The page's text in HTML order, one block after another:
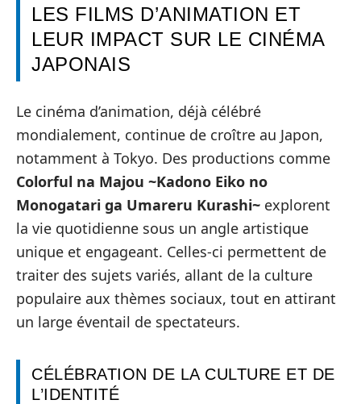
LES FILMS D’ANIMATION ET
LEUR IMPACT SUR LE CINÉMA
JAPONAIS
Le cinéma d’animation, déjà célébré
mondialement, continue de croître au Japon,
notamment à Tokyo. Des productions comme
Colorful na Majou ~Kadono Eiko no
Monogatari ga Umareru Kurashi~ explorent
la vie quotidienne sous un angle artistique
unique et engageant. Celles-ci permettent de
traiter des sujets variés, allant de la culture
populaire aux thèmes sociaux, tout en attirant
un large éventail de spectateurs.
CÉLÉBRATION DE LA CULTURE ET DE
L’IDENTITÉ